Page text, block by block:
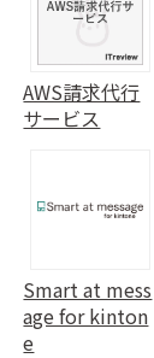
AWS請求代行
サービス
Smart at mess
age for kinton
e